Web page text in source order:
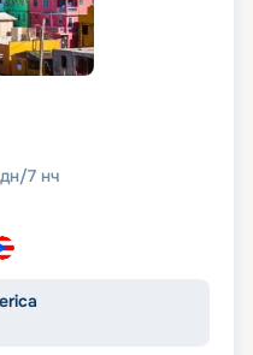
дн/7 нч